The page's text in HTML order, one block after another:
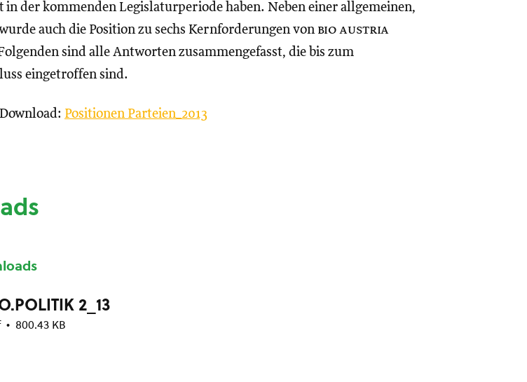
in der kommenden Legislaturperiode haben. Neben einer allgemeinen,
auch die Position zu sechs Kernforderungen von bio austria
sind alle Antworten zusammengefasst, die bis zum
eingetroffen sind.
Positionen Parteien_2013
2_13
800.43 KB